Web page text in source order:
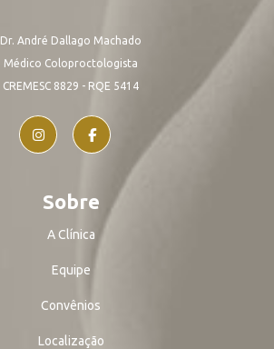
Dr. André Dallago Machado
Médico Coloproctologista
CREMESC 8829 - RQE 5414
Sobre
A Clínica
Equipe
Convênios
Localização